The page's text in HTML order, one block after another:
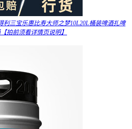
利三宝乐惠比寿大师之梦10L20L桶装啤酒扎啤
拍前须看详情页说明】